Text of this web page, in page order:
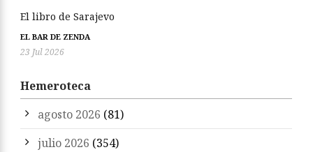
El libro de Sarajevo
EL BAR DE ZENDA
23 Jul 2026
Hemeroteca
agosto 2026 (81)
julio 2026 (354)